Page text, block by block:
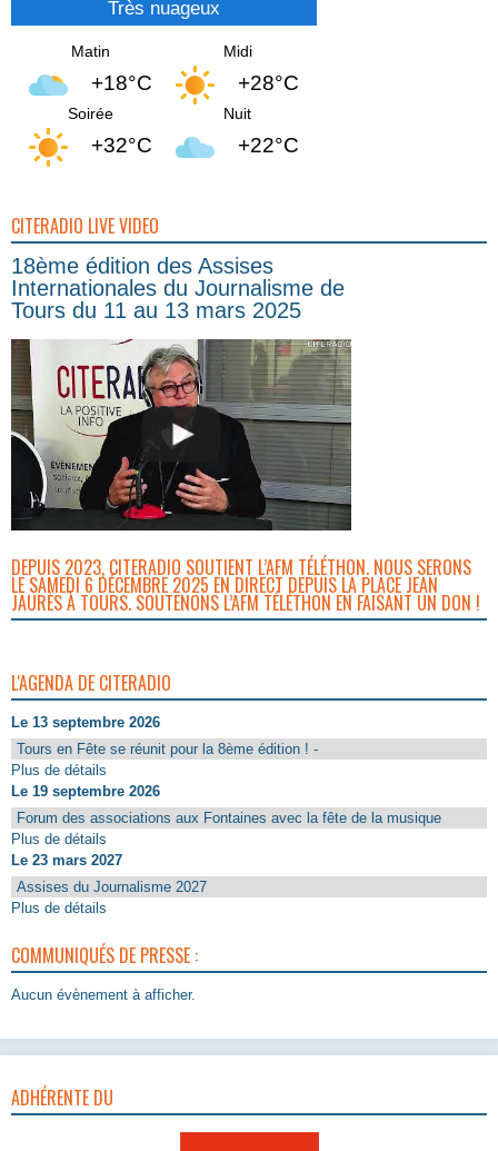
Très nuageux
Matin
+18°C
Midi
+28°C
Soirée
+32°C
Nuit
+22°C
CITERADIO LIVE VIDEO
18ème édition des Assises
Internationales du Journalisme de
Tours du 11 au 13 mars 2025
DEPUIS 2023, CITERADIO SOUTIENT L’AFM TÉLÉTHON. NOUS SERONS
LE SAMEDI 6 DÉCEMBRE 2025 EN DIRECT DEPUIS LA PLACE JEAN
JAURÈS À TOURS. SOUTENONS L’AFM TÉLÉTHON EN FAISANT UN DON !
L'AGENDA DE CITERADIO
Le 13 septembre 2026
Tours en Fête se réunit pour la 8ème édition ! -
Plus de détails
Le 19 septembre 2026
Forum des associations aux Fontaines avec la fête de la musique
Plus de détails
Le 23 mars 2027
Assises du Journalisme 2027
Plus de détails
COMMUNIQUÉS DE PRESSE :
Aucun évènement à afficher.
ADHÉRENTE DU